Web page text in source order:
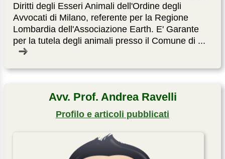
Diritti degli Esseri Animali dell'Ordine degli
Avvocati di Milano, referente per la Regione
Lombardia dell'Associazione Earth. E' Garante
per la tutela degli animali presso il Comune di ...
Avv. Prof. Andrea Ravelli
Profilo e articoli pubblicati